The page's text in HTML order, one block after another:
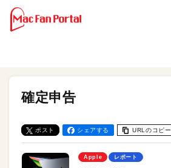
確定申告
ポスト シェアする URLのコピー
Apple レポート